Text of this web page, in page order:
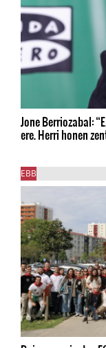
Jone Berriozabal:
ere. Herri honen
EBB